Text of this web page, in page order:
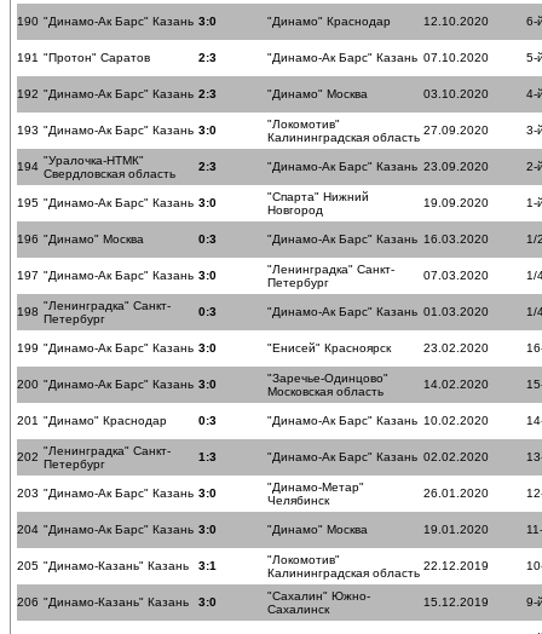
190 "Динамо-Ак Барс" Казань 3:0 "Динамо" Краснодар 12.10.2020 6-
191 "Протон" Саратов 2:3 "Динамо-Ак Барс" Казань 07.10.2020 5-
192 "Динамо-Ак Барс" Казань 2:3 "Динамо" Москва 03.10.2020 4-
193 "Динамо-Ак Барс" Казань 3:0
"Локомотив"
Калининградская область
27.09.2020 3-
194 "Уралочка-НТМК"
Свердловская область
2:3 "Динамо-Ак Барс" Казань 23.09.2020 2-
195 "Динамо-Ак Барс" Казань 3:0
"Спарта" Нижний
Новгород
19.09.2020 1-
196 "Динамо" Москва 0:3 "Динамо-Ак Барс" Казань 16.03.2020 1/
197 "Динамо-Ак Барс" Казань 3:0
"Ленинградка" Санкт-
Петербург
07.03.2020 1/
198 "Ленинградка" Санкт-
Петербург
0:3 "Динамо-Ак Барс" Казань 01.03.2020 1/
199 "Динамо-Ак Барс" Казань 3:0 "Енисей" Красноярск 23.02.2020
200 "Динамо-Ак Барс" Казань 3:0
"Заречье-Одинцово"
Московская область
14.02.2020
201 "Динамо" Краснодар 0:3 "Динамо-Ак Барс" Казань 10.02.2020
202 "Ленинградка" Санкт-
Петербург
1:3 "Динамо-Ак Барс" Казань 02.02.2020
203 "Динамо-Ак Барс" Казань 3:0
"Динамо-Метар"
Челябинск
26.01.2020
204 "Динамо-Ак Барс" Казань 3:0 "Динамо" Москва 19.01.2020
205 "Динамо-Казань" Казань 3:1
"Локомотив"
Калининградская область
22.12.2019
206 "Динамо-Казань" Казань 3:0
"Сахалин" Южно-
Сахалинск
15.12.2019 9-